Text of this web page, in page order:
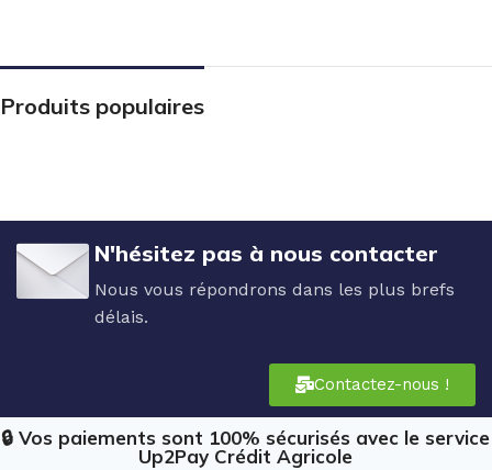
Produits populaires
N'hésitez pas à nous contacter
Nous vous répondrons dans les plus brefs
délais.
Contactez-nous !
🔒 Vos paiements sont 100% sécurisés avec le service
Up2Pay Crédit Agricole